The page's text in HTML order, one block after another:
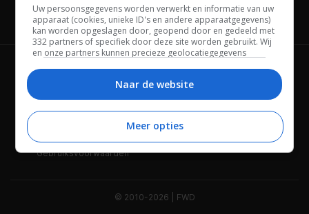
Channels
Wie is FWD Privacybeleid
Adverteren Contact
Gebruiksvoorwaarden
© 2010-2026 | FWD
Uw persoonsgegevens worden verwerkt en informatie van uw
apparaat (cookies, unieke ID's en andere apparaatgegevens)
kan worden opgeslagen door, geopend door en gedeeld met
332 partners of specifiek door deze site worden gebruikt. Wij
en onze partners kunnen precieze geolocatiegegevens
Bepaalde leveranciers kunnen uw persoonsgegevens
beheren. Zoek onderaan deze pagina of in het sitemenu naar
een link om uw toestemming te beheren of in te trekken via de
privacy- en cookie-instellingen.
Naar de website
Meer opties